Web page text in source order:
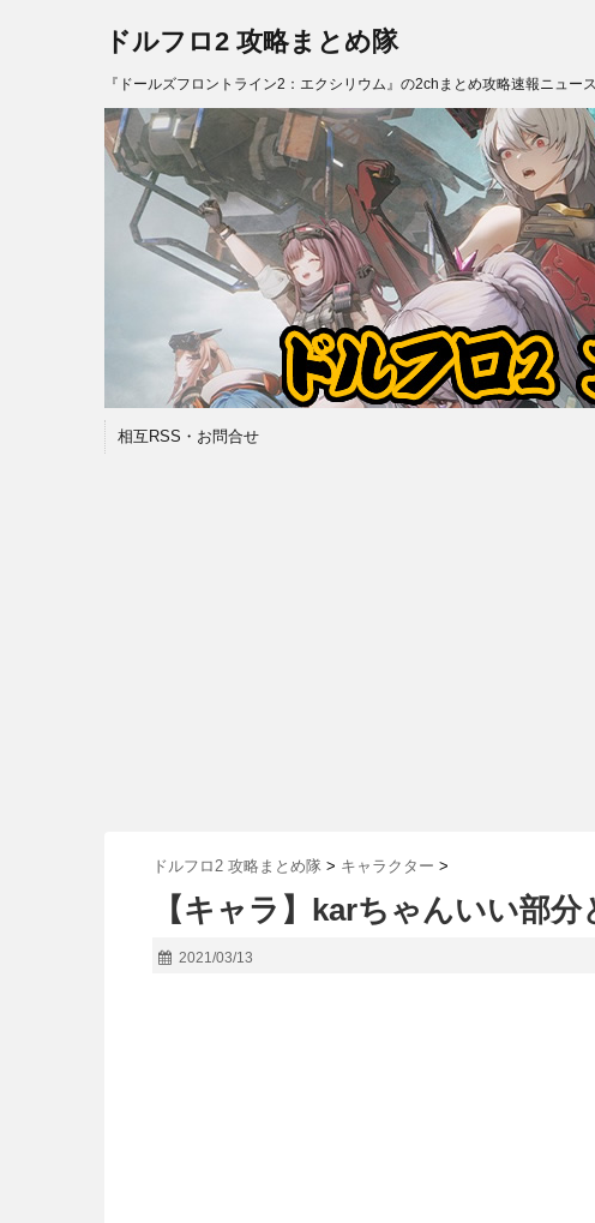
ドルフロ2 攻略まとめ隊
『ドールズフロントライン2：エクシリウム』の2chまとめ攻略速報ニュー
相互RSS・お問合せ
ドルフロ2 攻略まとめ隊 > キャラクター >
【キャラ】karちゃんいい部
2021/03/13